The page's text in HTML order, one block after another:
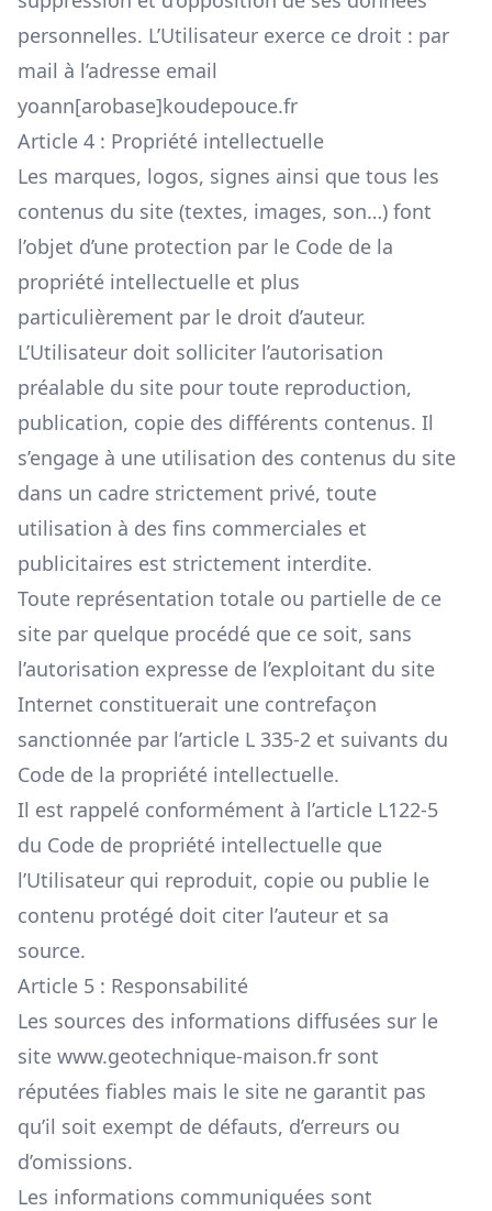
personnelles. L’Utilisateur exerce ce droit : par
mail à l’adresse email
yoann[arobase]koudepouce.fr
Article 4 : Propriété intellectuelle
Les marques, logos, signes ainsi que tous les
contenus du site (textes, images, son…) font
l’objet d’une protection par le Code de la
propriété intellectuelle et plus
particulièrement par le droit d’auteur.
L’Utilisateur doit solliciter l’autorisation
préalable du site pour toute reproduction,
publication, copie des différents contenus. Il
s’engage à une utilisation des contenus du site
dans un cadre strictement privé, toute
utilisation à des fins commerciales et
publicitaires est strictement interdite.
Toute représentation totale ou partielle de ce
site par quelque procédé que ce soit, sans
l’autorisation expresse de l’exploitant du site
Internet constituerait une contrefaçon
sanctionnée par l’article L 335-2 et suivants du
Code de la propriété intellectuelle.
Il est rappelé conformément à l’article L122-5
du Code de propriété intellectuelle que
l’Utilisateur qui reproduit, copie ou publie le
contenu protégé doit citer l’auteur et sa
source.
Article 5 : Responsabilité
Les sources des informations diffusées sur le
site www.geotechnique-maison.fr sont
réputées fiables mais le site ne garantit pas
qu’il soit exempt de défauts, d’erreurs ou
d’omissions.
Les informations communiquées sont